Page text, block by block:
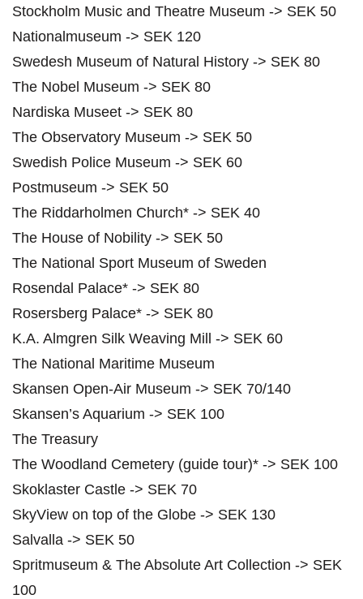
Stockholm Music and Theatre Museum -> SEK 50
Nationalmuseum -> SEK 120
Swedesh Museum of Natural History -> SEK 80
The Nobel Museum -> SEK 80
Nardiska Museet -> SEK 80
The Observatory Museum -> SEK 50
Swedish Police Museum -> SEK 60
Postmuseum -> SEK 50
The Riddarholmen Church* -> SEK 40
The House of Nobility -> SEK 50
The National Sport Museum of Sweden
Rosendal Palace* -> SEK 80
Rosersberg Palace* -> SEK 80
K.A. Almgren Silk Weaving Mill -> SEK 60
The National Maritime Museum
Skansen Open-Air Museum -> SEK 70/140
Skansen’s Aquarium -> SEK 100
The Treasury
The Woodland Cemetery (guide tour)* -> SEK 100
Skoklaster Castle -> SEK 70
SkyView on top of the Globe -> SEK 130
Salvalla -> SEK 50
Spritmuseum & The Absolute Art Collection -> SEK
100